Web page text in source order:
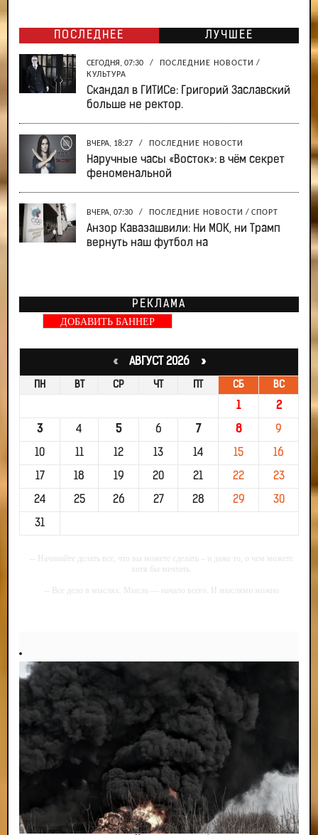
ПОСЛЕДНЕЕ ЛУЧШЕЕ
СЕГОДНЯ, 07:30 / ПОСЛЕДНИЕ НОВОСТИ /
КУЛЬТУРА
Скандал в ГИТИСе: Григорий Заславский
больше не ректор.
ВЧЕРА, 18:27 / ПОСЛЕДНИЕ НОВОСТИ
Наручные часы «Восток»: в чём секрет
феноменальной
ВЧЕРА, 07:30 / ПОСЛЕДНИЕ НОВОСТИ / СПОРТ
Анзор Кавазашвили: Ни МОК, ни Трамп
вернуть наш футбол на
РЕКЛАМА
ДОБАВИТЬ БАННЕР
«АВГУСТ 2026 »
ПН ВТ СР ЧТ ПТ СБ ВС
1 2
3 4 5 6 7 8 9
10 11 12 13 14 15 16
17 18 19 20 21 22 23
24 25 26 27 28 29 30
31
-- Начинайте делать все, что вы можете сделать – и даже то, о чем можете
хотя бы мечтать.
-- Все дело в мыслях. Мысль — начало всего. И мыслями можно
-- Самое большое богатство — это ум. Самая большая нищета — глупость.
Из всех страхов самый пугающий — самолюбование.
-- Лучшее, что можно сделать с хорошим советом, это пропустить его
мимо ушей. Он никогда не бывает полезен никому, кроме того, кто его дал.
-- Люблю давать советы и очень не люблю, когда их дают мне.